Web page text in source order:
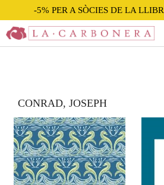
-5% PER A SÒCIES DE LA
CONRAD, JOSEPH